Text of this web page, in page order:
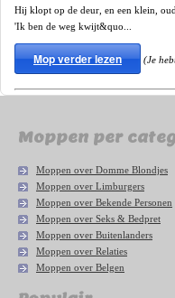
Hij klopt op de deur, en een klein,
'Ik ben de weg kwijt&quo...
Mop verder lezen (Je
Moppen per
Moppen over Domme Blondjes
Moppen over Limburgers
Moppen over Bekende Personen
Moppen over Seks & Bedpret
Moppen over Buitenlanders
Moppen over Relaties
Moppen over Belgen